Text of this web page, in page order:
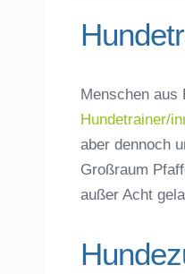
Menschen aus
Hundetrainer/
aber dennoch
Großraum
außer Acht